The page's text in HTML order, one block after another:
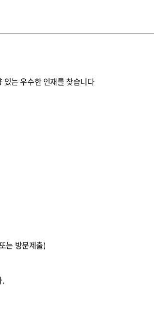
있는 우수한 인재를 찾습니다
는 방문제출)
.